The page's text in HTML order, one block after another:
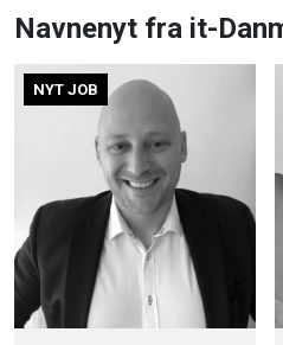
Navnenyt fra it-
NYT JOB